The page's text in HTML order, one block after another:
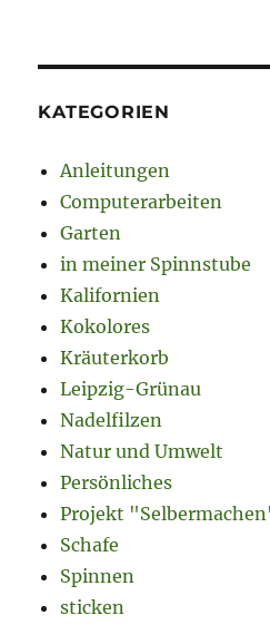
KATEGORIEN
Anleitungen
Computerarbeiten
Garten
in meiner Spinnstube
Kalifornien
Kokolores
Kräuterkorb
Leipzig-Grünau
Nadelfilzen
Natur und Umwelt
Persönliches
Projekt
Schafe
Spinnen
sticken